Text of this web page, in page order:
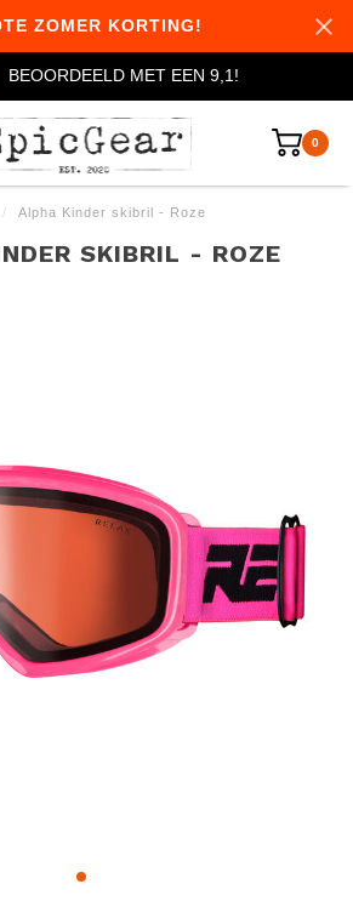
ZOMER KORTING!
BEOORDEELD MET EEN 9,1!
0
/ Alpha Kinder skibril - Roze
SKIBRIL - ROZE